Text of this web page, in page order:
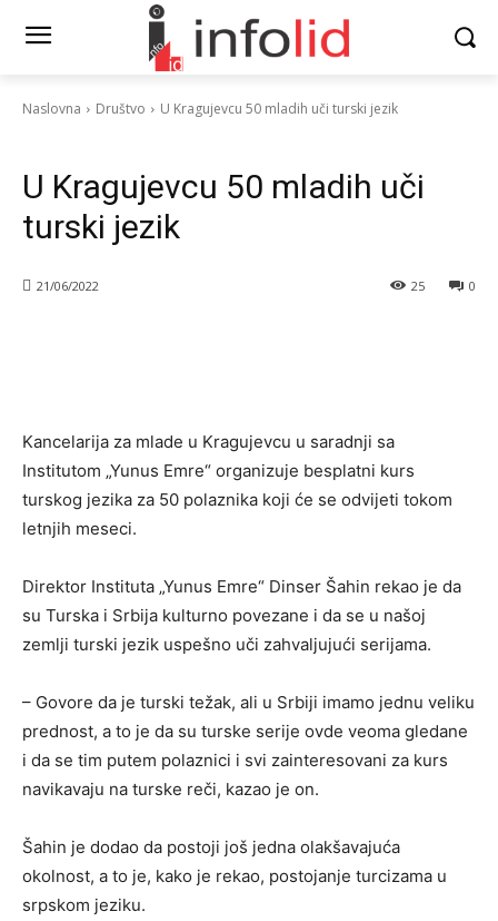
Naslovna Društvo U Kragujevcu 50 mladih uči turski jezik
U Kragujevcu 50 mladih uči
turski jezik
21/06/2022 0
25
Kancelarija za mlade u Kragujevcu u saradnji sa
Institutom „Yunus Emre“ organizuje besplatni kurs
turskog jezika za 50 polaznika koji će se odvijeti tokom
letnjih meseci.
Direktor Instituta „Yunus Emre“ Dinser Šahin rekao je da
su Turska i Srbija kulturno povezane i da se u našoj
zemlji turski jezik uspešno uči zahvaljujući serijama.
– Govore da je turski težak, ali u Srbiji imamo jednu veliku
prednost, a to je da su turske serije ovde veoma gledane
i da se tim putem polaznici i svi zainteresovani za kurs
navikavaju na turske reči, kazao je on.
Šahin je dodao da postoji još jedna olakšavajuća
okolnost, a to je, kako je rekao, postojanje turcizama u
srpskom jeziku.